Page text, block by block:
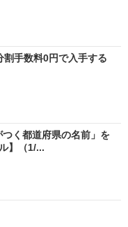
手数料0円で入手する
く都道府県の名前」を
】（1/...